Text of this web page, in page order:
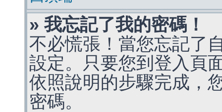
» 我忘記了我的密碼！
不必慌張！當您忘記了
設定。只要您到登入頁
依照說明的步驟完成，
密碼。